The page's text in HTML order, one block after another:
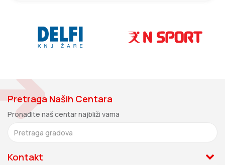
Pretraga Naših Centara
Pronađite naš centar najbliži vama
Kontakt